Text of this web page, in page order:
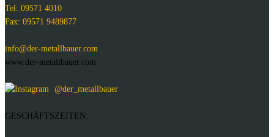
Tel: 09571 4010
Fax: 09571 9489877
info@der-metallbauer.com
www.der-metallbauer.com
@der_metallbauer
GESCHÄFTSZEITEN: